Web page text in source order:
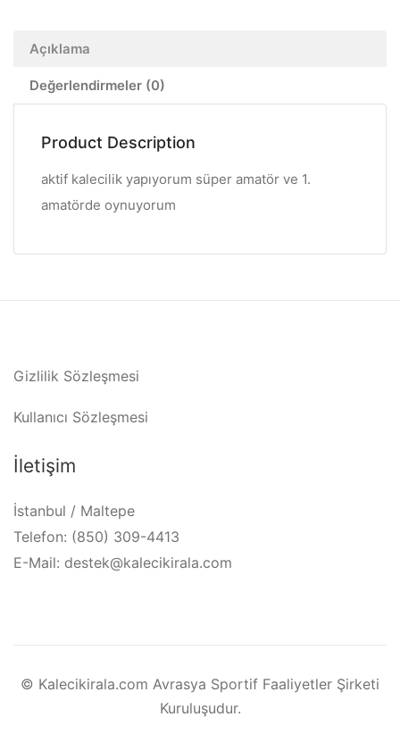
Açıklama
Değerlendirmeler (0)
Product Description
aktif kalecilik yapıyorum süper amatör ve 1.
amatörde oynuyorum
Gizlilik Sözleşmesi
Kullanıcı Sözleşmesi
İletişim
İstanbul / Maltepe
Telefon: (850) 309-4413
E-Mail: destek@kalecikirala.com
© Kalecikirala.com Avrasya Sportif Faaliyetler Şirketi
Kuruluşudur.